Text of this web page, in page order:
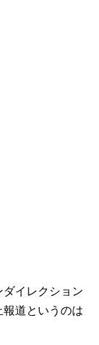
イレクション
道というのは